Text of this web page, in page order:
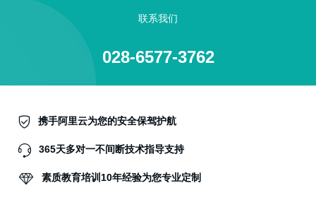
联系我们
028-6577-3762
携手阿里云为您的安全保驾护航
365天多对一不间断技术指导支持
素质教育培训10年经验为您专业定制